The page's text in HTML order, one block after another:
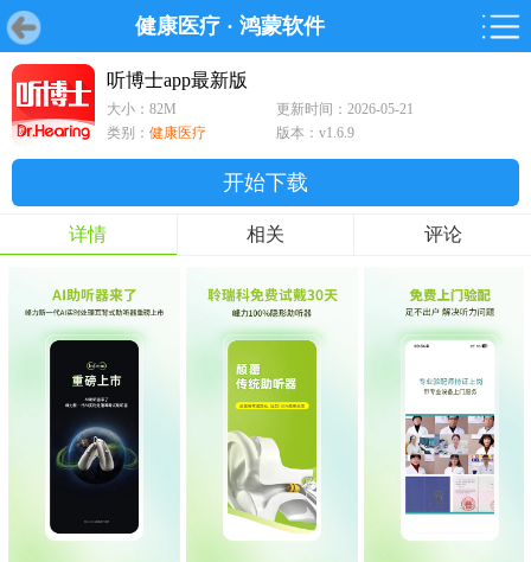
健康医疗 · 鸿蒙软件
游戏 软件
首页 软件 鸿蒙
游戏
鸿蒙
软件
专题
听博士app最新版
大小：82M
更新时间：2026-05-21
类别： 健康医疗 版本：v1.6.9
开始下载
详情 相关 评论